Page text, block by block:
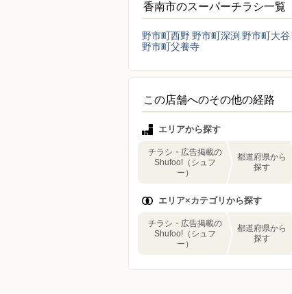
香南市のスーパーチラシ一覧
野市町西野 野市町深渕 野市町大谷
野市町父養寺
この店舗へのその他の経路
エリアから探す
チラシ・広告掲載の
Shufoo!（シュフ
ー）
都道府県から
探す
エリア×カテゴリから探す
チラシ・広告掲載の
Shufoo!（シュフ
ー）
都道府県から
探す